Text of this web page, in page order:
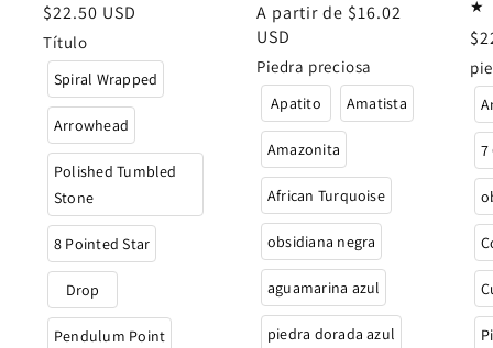
Precio
habitual
$22.50 USD
Título
Spiral Wrapped
Arrowhead
Polished Tumbled
Stone
8 Pointed Star
Drop
Pendulum Point
totales
Precio
habitual
A partir de $16.02
USD
Piedra preciosa
Apatito Amatista
Amazonita
African Turquoise
obsidiana negra
aguamarina azul
piedra dorada azul
7